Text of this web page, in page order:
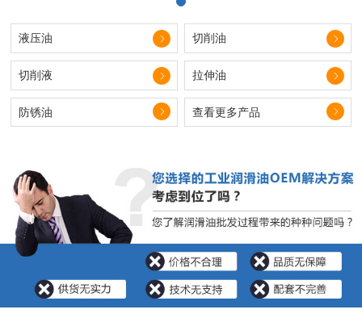
液压油 切削油
切削液 拉伸油
防锈油 查看更多产品